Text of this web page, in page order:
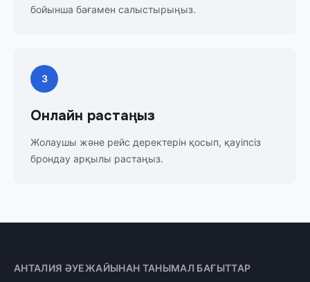
бойынша бағамен салыстырыңыз.
3
Онлайн растаңыз
Жолаушы және рейс деректерін қосып, қауіпсіз
брондау арқылы растаңыз.
АНТАЛИЯ ӘУЕЖАЙЫНАН ТАНЫМАЛ БАҒЫТТАР